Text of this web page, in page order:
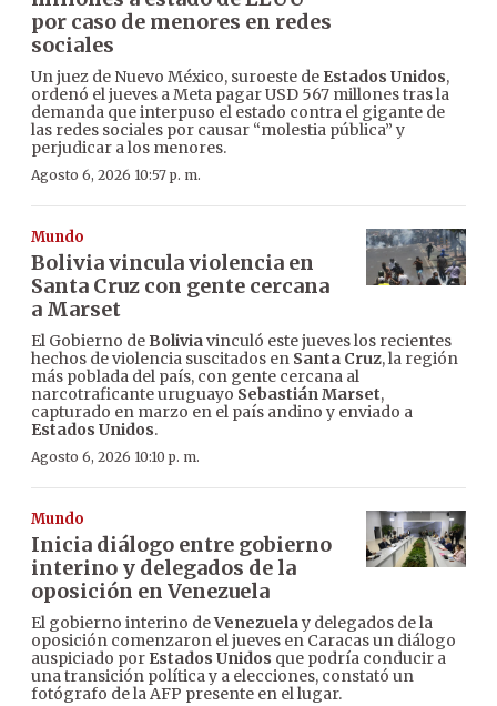
por caso de menores en redes
sociales
Un juez de Nuevo México, suroeste de Estados Unidos,
ordenó el jueves a Meta pagar USD 567 millones tras la
demanda que interpuso el estado contra el gigante de
las redes sociales por causar “molestia pública” y
perjudicar a los menores.
Agosto 6, 2026 10:57 p. m.
Mundo
Bolivia vincula violencia en
Santa Cruz con gente cercana
a Marset
El Gobierno de Boliviavinculó este jueves los recientes
hechos de violencia suscitados en Santa Cruz, la región
más poblada del país, con gente cercana al
narcotraficante uruguayo Sebastián Marset,
capturado en marzo en el país andino y enviado a
Estados Unidos.
Agosto 6, 2026 10:10 p. m.
Mundo
Inicia diálogo entre gobierno
interino y delegados de la
oposición en Venezuela
El gobierno interino deVenezuelay delegados de la
oposición comenzaron el jueves en Caracas un diálogo
auspiciado por Estados Unidos que podría conducir a
una transición política y a elecciones, constató un
fotógrafo de la AFP presente en el lugar.